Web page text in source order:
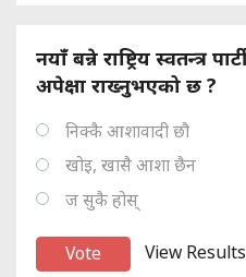
नयाँ बन्ने राष्ट्रिय स्वतन्त्र
अपेक्षा राख्नुभएको छ ?
निक्कै आशावादी छौ
खोइ, खासै आशा छैन
ज सुकै होस्
View Results